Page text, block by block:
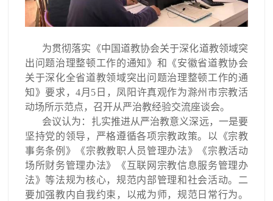
为贯彻落实《中国道教协会关于深化道教领域突
出问题治理整顿工作的通知》和《安徽省道教协会
关于深化全省道教领域突出问题治理整顿工作的通
知》要求，4月5日，凤阳许真观作为滁州市宗教活
动场所示范点，召开从严治教经验交流座谈会。
会议认为：扎实推进从严治教意义深远，一是要
坚持党的领导，严格遵循各项宗教政策。以《宗教
事务条例》《宗教教职人员管理办法》《宗教活动
场所财务管理办法》《互联网宗教信息服务管理办
法》等法规为核心，规范内部管理和社会活动。二
要加强教内自我约束，以戒为师，规范日常行为。